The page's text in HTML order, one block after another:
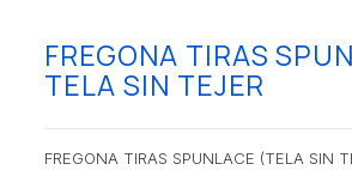
FREGONA TIRAS
TELA SIN TEJER
FREGONA TIRAS SPUNLACE (TELA SIN